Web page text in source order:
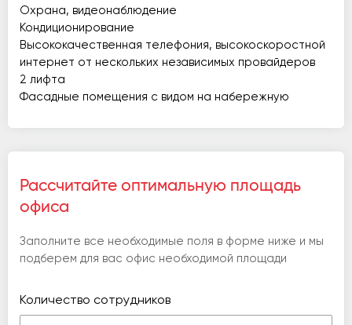
Охрана, видеонаблюдение
Кондиционирование
Высококачественная телефония, высокоскоростной
интернет от нескольких независимых провайдеров
2 лифта
Фасадные помещения с видом на набережную
Рассчитайте оптимальную площадь
офиса
Заполните все необходимые поля в форме ниже и мы
подберем для вас офис необходимой площади
Количество сотрудников